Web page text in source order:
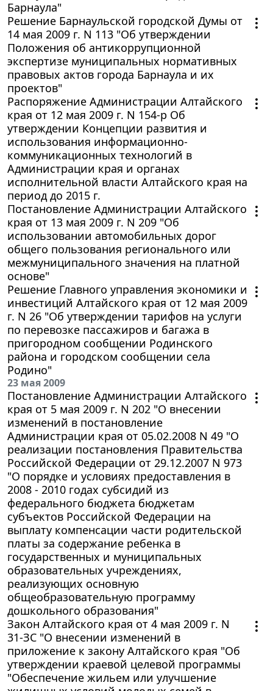
Барнаула"
Решение Барнаульской городской Думы от
14 мая 2009 г. N 113 "Об утверждении
Положения об антикоррупционной
экспертизе муниципальных нормативных
правовых актов города Барнаула и их
проектов"
Распоряжение Администрации Алтайского
края от 12 мая 2009 г. N 154-р Об
утверждении Концепции развития и
использования информационно-
коммуникационных технологий в
Администрации края и органах
исполнительной власти Алтайского края на
период до 2015 г.
Постановление Администрации Алтайского
края от 13 мая 2009 г. N 209 "Об
использовании автомобильных дорог
общего пользования регионального или
межмуниципального значения на платной
основе"
Решение Главного управления экономики и
инвестиций Алтайского края от 12 мая 2009
г. N 26 "Об утверждении тарифов на услуги
по перевозке пассажиров и багажа в
пригородном сообщении Родинского
района и городском сообщении села
Родино"
23 мая 2009
Постановление Администрации Алтайского
края от 5 мая 2009 г. N 202 "О внесении
изменений в постановление
Администрации края от 05.02.2008 N 49 "О
реализации постановления Правительства
Российской Федерации от 29.12.2007 N 973
"О порядке и условиях предоставления в
2008 - 2010 годах субсидий из
федерального бюджета бюджетам
субъектов Российской Федерации на
выплату компенсации части родительской
платы за содержание ребенка в
государственных и муниципальных
образовательных учреждениях,
реализующих основную
общеобразовательную программу
дошкольного образования"
Закон Алтайского края от 4 мая 2009 г. N
31-ЗС "О внесении изменений в
приложение к закону Алтайского края "Об
утверждении краевой целевой программы
"Обеспечение жильем или улучшение